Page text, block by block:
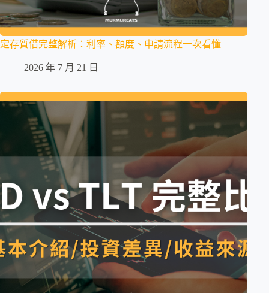
定存質借完整解析：利率、額度、申請流程一次看懂
2026 年 7 月 21 日